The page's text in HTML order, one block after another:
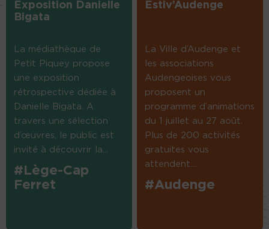
Exposition Danielle
Bigata
La médiathèque de
Petit Piquey propose
une exposition
rétrospective dédiée à
Danielle Bigata. A
travers une sélection
d’œuvres, le public est
invité à découvrir la...
#Lège-Cap
Ferret
Estiv’Audenge
La Ville d’Audenge et
les associations
Audengeoises vous
proposent un
programme d’animations
du 1 juillet au 27 août.
Plus de 200 activités
gratuites vous
attendent....
#Audenge